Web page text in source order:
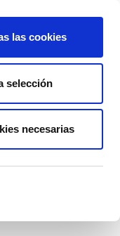
las cookies
selección
necesarias
AFÍLIATE